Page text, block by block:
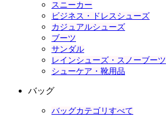
スニーカー
ビジネス・ドレスシューズ
カジュアルシューズ
ブーツ
サンダル
レインシューズ・スノーブーツ
シューケア・靴用品
バッグ
バッグカテゴリすべて